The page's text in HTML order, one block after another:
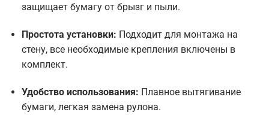
защищает бумагу от брызг и пыли.
Простота установки: Подходит для монтажа на
стену, все необходимые крепления включены в
комплект.
Удобство использования: Плавное вытягивание
бумаги, легкая замена рулона.